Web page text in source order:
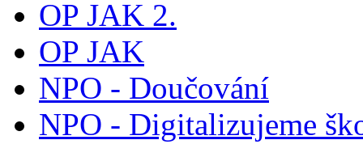
OP JAK 2.
OP JAK
NPO - Doučování
NPO - Digitalizujeme